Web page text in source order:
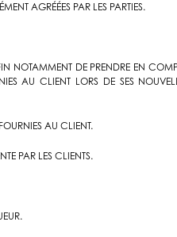
AGRÉÉES PAR LES PARTIES.
NOTAMMENT DE PRENDRE EN
AU CLIENT LORS DE SES
AU CLIENT.
PAR LES CLIENTS.